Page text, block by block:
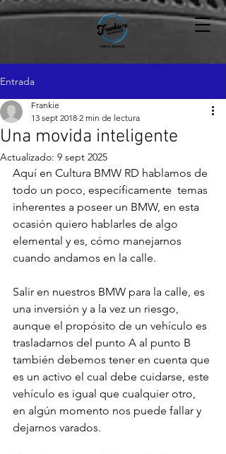
Entrada
Una movida inteligente
Frankie
13 sept 2018 2 min de lectura
Actualizado: 9 sept 2025
Aquí en Cultura BMW RD hablamos de
todo un poco, específicamente  temas
inherentes a poseer un BMW, en esta
ocasión quiero hablarles de algo
elemental y es, cómo manejarnos
cuando andamos en la calle.
Salir en nuestros BMW para la calle, es
una inversión y a la vez un riesgo,
aunque el propósito de un vehículo es
trasladarnos del punto A al punto B
también debemos tener en cuenta que
es un activo el cual debe cuidarse, este
vehículo es igual que cualquier otro,
en algún momento nos puede fallar y
dejarnos varados.